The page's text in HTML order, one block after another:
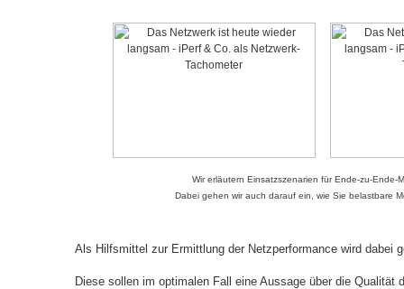
Wir erläutern Einsatzszenarien für Ende-zu-
Dabei gehen wir auch darauf ein, wie Sie belastbare
Als Hilfsmittel zur Ermittlung der Netzperformance wird dabei
Diese sollen im optimalen Fall eine Aussage über die